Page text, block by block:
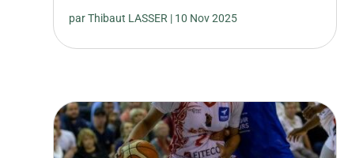
parThibaut LASSER | 10 Nov 2025